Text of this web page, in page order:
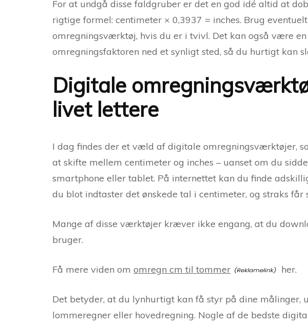
For at undgå disse faldgruber er det en god idé altid at
rigtige formel: centimeter × 0,3937 = inches. Brug
omregningsværktøj, hvis du er i tvivl. Det kan også være
omregningsfaktoren ned et synligt sted, så du hurtigt kan
Digitale
livet lettere
I dag findes der et væld af digitale omregningsværktøjer,
at skifte mellem centimeter og inches – uanset om du
smartphone eller tablet. På internettet kan du finde
du blot indtaster det ønskede tal i centimeter, og straks får
Mange af disse værktøjer kræver ikke engang, at du
bruger.
Få mere viden om omregn cm til tommer her.
Det betyder, at du lynhurtigt kan få styr på dine målinger,
lommeregner eller hovedregning. Nogle af de bedste